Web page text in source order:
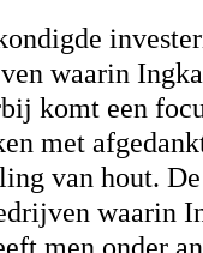
waarin
komt een
met
van hout.
waarin
men onder